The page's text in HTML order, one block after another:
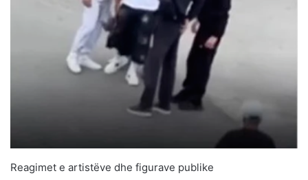
Reagimet e artistëve dhe figurave publike